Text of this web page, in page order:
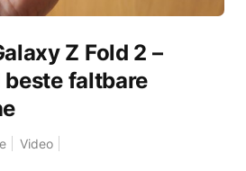
Z Fold 2 –
beste faltbare
Video